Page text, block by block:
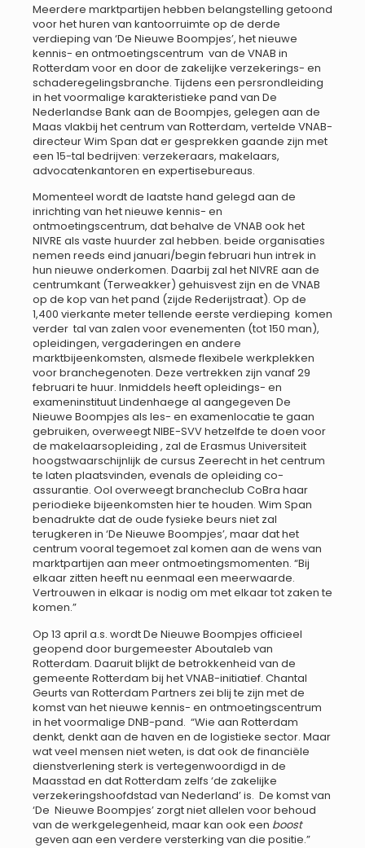
Meerdere marktpartijen hebben belangstelling getoond
voor het huren van kantoorruimte op de derde
verdieping van ‘De Nieuwe Boompjes’, het nieuwe
kennis- en ontmoetingscentrum van de VNAB in
Rotterdam voor en door de zakelijke verzekerings- en
schaderegelingsbranche. Tijdens een persrondleiding
in het voormalige karakteristieke pand van De
Nederlandse Bank aan de Boompjes, gelegen aan de
Maas vlakbij het centrum van Rotterdam, vertelde VNAB-
directeur Wim Span dat er gesprekken gaande zijn met
een 15-tal bedrijven: verzekeraars, makelaars,
advocatenkantoren en expertisebureaus.
Momenteel wordt de laatste hand gelegd aan de
inrichting van het nieuwe kennis- en
ontmoetingscentrum, dat behalve de VNAB ook het
NIVRE als vaste huurder zal hebben. beide organisaties
nemen reeds eind januari/begin februari hun intrek in
hun nieuwe onderkomen. Daarbij zal het NIVRE aan de
centrumkant (Terweakker) gehuisvest zijn en de VNAB
op de kop van het pand (zijde Rederijstraat). Op de
1,400 vierkante meter tellende eerste verdieping komen
verder tal van zalen voor evenementen (tot 150 man),
opleidingen, vergaderingen en andere
marktbijeenkomsten, alsmede flexibele werkplekken
voor branchegenoten. Deze vertrekken zijn vanaf 29
februari te huur. Inmiddels heeft opleidings- en
exameninstituut Lindenhaege al aangegeven De
Nieuwe Boompjes als les- en examenlocatie te gaan
gebruiken, overweegt NIBE-SVV hetzelfde te doen voor
de makelaarsopleiding , zal de Erasmus Universiteit
hoogstwaarschijnlijk de cursus Zeerecht in het centrum
te laten plaatsvinden, evenals de opleiding co-
assurantie. Ool overweegt brancheclub CoBra haar
periodieke bijeenkomsten hier te houden. Wim Span
benadrukte dat de oude fysieke beurs niet zal
terugkeren in ‘De Nieuwe Boompjes’, maar dat het
centrum vooral tegemoet zal komen aan de wens van
marktpartijen aan meer ontmoetingsmomenten. “Bij
elkaar zitten heeft nu eenmaal een meerwaarde.
Vertrouwen in elkaar is nodig om met elkaar tot zaken te
komen.”
Op 13 april a.s. wordt De Nieuwe Boompjes officieel
geopend door burgemeester Aboutaleb van
Rotterdam. Daaruit blijkt de betrokkenheid van de
gemeente Rotterdam bij het VNAB-initiatief. Chantal
Geurts van Rotterdam Partners zei blij te zijn met de
komst van het nieuwe kennis- en ontmoetingscentrum
in het voormalige DNB-pand. “Wie aan Rotterdam
denkt, denkt aan de haven en de logistieke sector. Maar
wat veel mensen niet weten, is dat ook de financiële
dienstverlening sterk is vertegenwoordigd in de
Maasstad en dat Rotterdam zelfs ‘de zakelijke
verzekeringshoofdstad van Nederland’ is. De komst van
‘De Nieuwe Boompjes’ zorgt niet allelen voor behoud
van de werkgelegenheid, maar kan ook een boost
geven aan een verdere versterking van die positie.”